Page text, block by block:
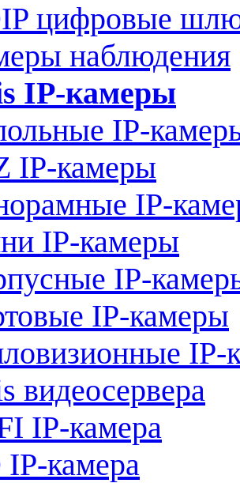
цифровые
наблюдения
IP-камеры
IP-
IP-камеры
IP-
IP-камеры
IP-
IP-камеры
IP-
видеосервера
IP-камера
камера